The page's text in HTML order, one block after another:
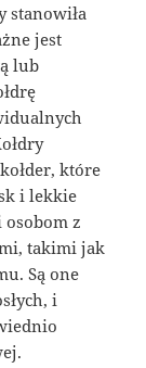
stanowiła
jest
lub
które
i lekkie
osobom z
takimi jak
Są one
i